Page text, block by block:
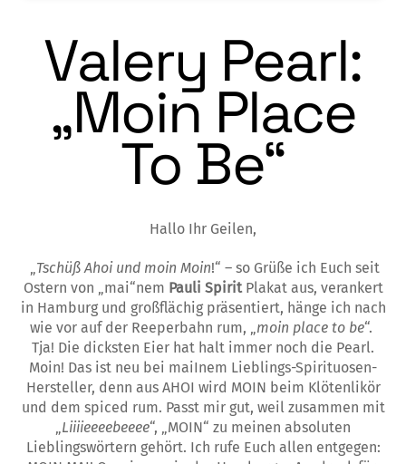
Valery Pearl:
„Moin Place
To Be“
Hallo Ihr Geilen,
Tschüß Ahoi und moin Moin!“ – so Grüße ich Euch seit
Ostern von „mai“nem Pauli SpiritPlakat aus, verankert
in Hamburg und großflächig präsentiert, hänge ich nach
wie vor auf der Reeperbahn rum, „ moin place to be“.
Tja! Die dicksten Eier hat halt immer noch die Pearl.
Moin! Das ist neu bei maiInem Lieblings-Spirituosen-
Hersteller, denn aus AHOI wird MOIN beim Klötenlikör
und dem spiced rum. Passt mir gut, weil zusammen mit
Liiiieeeebeeee“, „MOIN“ zu meinen absoluten
Lieblingswörtern gehört. Ich rufe Euch allen entgegen: